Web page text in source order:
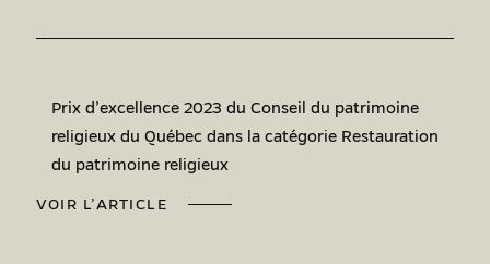
Prix d’excellence 2023 du Conseil du patrimoine
religieux du Québec dans la catégorie Restauration
du patrimoine religieux
VOIR L’ARTICLE